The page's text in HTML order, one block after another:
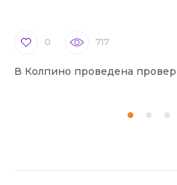
0 717
В Колпино проведена